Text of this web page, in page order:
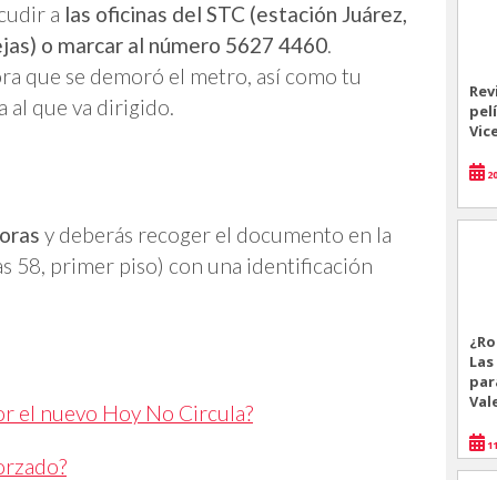
a las oficinas del STC (estación Juárez,
o marcar al número 5627 4460.
que se demoró el metro, así como tu
al que va dirigido.
y deberás recoger el documento en la
58, primer piso) con una identificación
el nuevo Hoy No Circula?